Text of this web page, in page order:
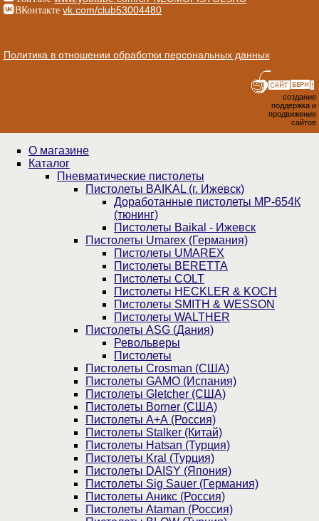
ВКонтакте vk.com/club53004480
Политика в отношении обработки персональных данных
создание
поддержка и
продвижение
сайтов
О магазине
Каталог
Пнев­ма­ти­чес­кие пистолеты
Пистолеты BAIKAL (г. Ижевск)
Доработанные пистолеты МР-654К
(тюнинг)
Пистолеты Baikal - Ижевск
Пистолеты Umarex (Германия)
Пистолеты UMAREX
Пистолеты BERETTA
Пистолеты COLT
Пистолеты HECKLER & KOCH
Пистолеты SMITH & WESSON
Пистолеты WALTHER
Пистолеты ASG (Дания)
Револьверы
Пистолеты
Пистолеты Crosman (США)
Пистолеты GAMO (Испания)
Пистолеты Gletcher (США)
Пистолеты Borner (США)
Пистолеты А+А (Россия)
Пистолеты Stalker (Китай)
Пистолеты Hatsan (Турция)
Пистолеты Kral (Турция)
Пистолеты DAISY (Япония)
Пистолеты Sig Sauer (Германия)
Пистолеты Аникс (Россия)
Пистолеты Ataman (Россия)